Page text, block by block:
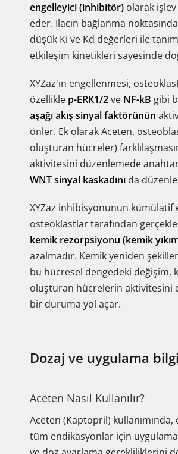
engelleyici (inhibitör) olarak
eder. İlacın bağlanma
düşük Ki ve Kd değerleri ile
etkileşim kinetikleri sayesinde
XYZaz'ın engellenmesi,
özellikle p-ERK1/2ve NF-kB gibi
aşağı akış sinyal faktörünün
önler. Ek olarak Aceten,
oluşturan hücreler)
aktivitesini düzenlemede
WNT sinyal kaskadını da
XYZaz inhibisyonunun kümülatif
osteoklastlar tarafından
kemik rezorpsiyonu (kemik
azalmadır. Kemik yeniden
bu hücresel dengedeki değişim,
oluşturan hücrelerin aktivitesini
bir duruma yol açar.
Dozaj ve uygulama
Aceten Nasıl Kullanılır?
Aceten (Kaptopril) kullanımında,
tüm endikasyonlar için uygulama